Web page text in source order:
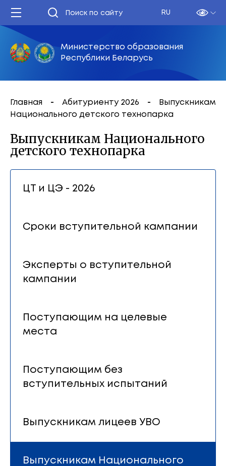
RU
Министерство образования
Республики Беларусь
Главная Абитуриенту 2026
Выпускникам
Национального детского технопарка
Выпускникам Национального
детского технопарка
ЦТ и ЦЭ - 2026
Сроки вступительной кампании
Эксперты о вступительной
кампании
Поступающим на целевые
места
Поступающим без
вступительных испытаний
Выпускникам лицеев УВО
Выпускникам Национального